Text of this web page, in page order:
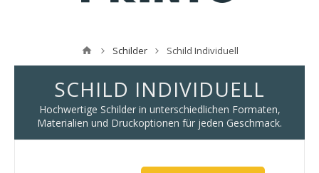
Schilder Schild Individuell
SCHILD INDIVIDUELL
Hochwertige Schilder in unterschiedlichen Formaten,
Materialien und Druckoptionen für jeden Geschmack.